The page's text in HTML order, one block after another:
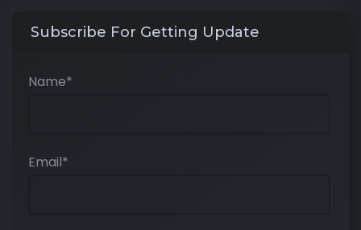
Subscribe For Getting Update
Name*
Email*